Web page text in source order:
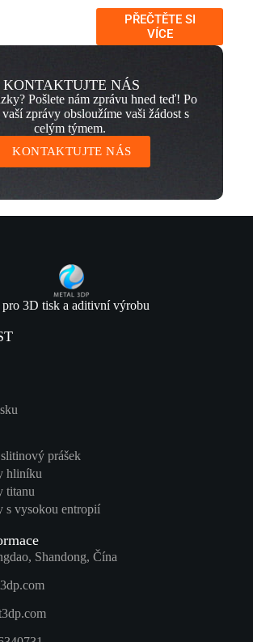
PŘEČTĚTE SI
VÍCE
KONTAKTUJTE NÁS
Pošlete nám zprávu hned teď! Po
zprávy obsloužíme vaši žádost s
celým týmem.
KONTAKTUJTE NÁS
3D tisk a aditivní výrobu
prášek
hliníku
titanu
s vysokou entropií
Shandong, Čína